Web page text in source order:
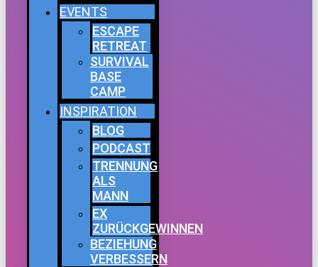
EVENTS
ESCAPE
RETREAT
SURVIVAL
BASE
CAMP
INSPIRATION
BLOG
PODCAST
TRENNUNG
ALS
MANN
EX
ZURÜCKGEWINNEN
BEZIEHUNG
VERBESSERN